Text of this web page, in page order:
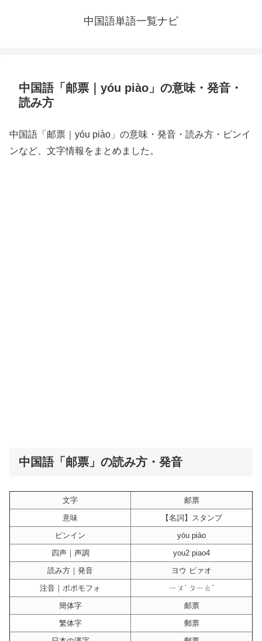
中国語単語一覧ナビ
中国語「邮票｜yóu piào」の意味・発音・
読み方
中国語「邮票｜yóu piào」の意味・発音・読み方・ピンイ
ンなど、文字情報をまとめました。
中国語「邮票」の読み方・発音
文字
邮票
意味
【名詞】スタンプ
ピンイン
yóu piào
四声｜声調
you2 piao4
読み方｜発音
ヨウ ピァオ
注音｜ボポモフォ
ㄧㄡˊ ㄆㄧㄠˋ
簡体字
邮票
繁体字
郵票